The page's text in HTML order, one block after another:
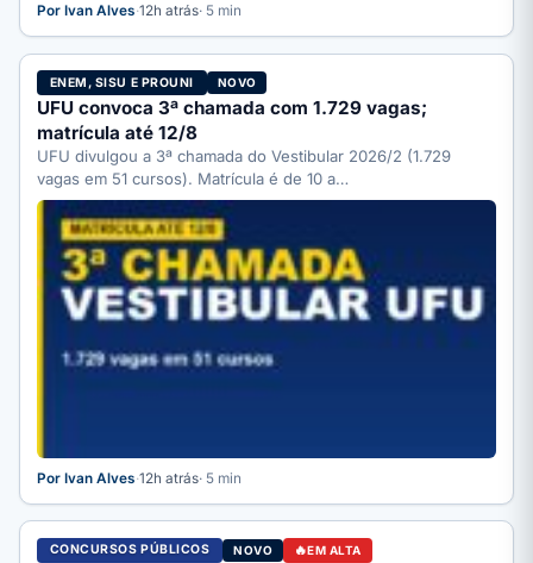
Por Ivan Alves·12h atrás· 5 min
ENEM, SISU E PROUNI NOVO
UFU convoca 3ª chamada com 1.729 vagas;
matrícula até 12/8
UFU divulgou a 3ª chamada do Vestibular 2026/2 (1.729
vagas em 51 cursos). Matrícula é de 10 a…
Por Ivan Alves·12h atrás· 5 min
CONCURSOS PÚBLICOS NOVO EM ALTA